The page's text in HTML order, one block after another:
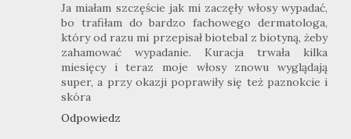
Ja miałam szczęście jak mi zaczęły włosy wypadać,
bo trafiłam do bardzo fachowego dermatologa,
który od razu mi przepisał biotebal z biotyną, żeby
zahamować wypadanie. Kuracja trwała kilka
miesięcy i teraz moje włosy znowu wyglądają
super, a przy okazji poprawiły się też paznokcie i
skóra
Odpowiedz